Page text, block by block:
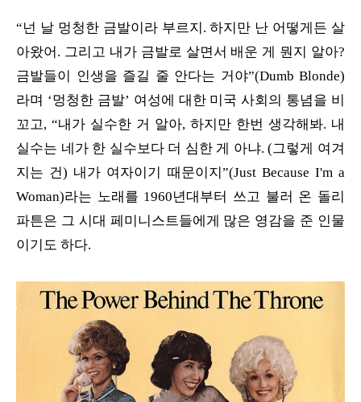
“넌 날 멍청한 금발이라 부르지. 하지만 난 어떻게든 살
아왔어. 그리고 내가 금발로 살면서 배운 게 뭔지 알아?
금발들이 인생을 즐길 줄 안다는 거야”(Dumb Blonde)
라며 ‘멍청한 금발’ 여성에 대한 미국 사회의 통념을 비
꼬고, “내가 실수한 거 알아, 하지만 한번 생각해봐. 내
실수는 네가 한 실수보다 더 심한 게 아냐. (그렇게 여겨
지는 건) 내가 여자이기 때문이지”(Just Because I'm a
Woman)라는 노래를 1960년대부터 쓰고 불러 온 돌리
파튼은 그 시대 페미니스트들에게 많은 영감을 준 인물
이기도 하다.